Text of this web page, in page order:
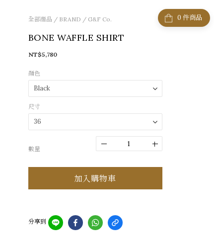
件商品
全部商品 / BRAND / G&F Co.
BONE WAFFLE SHIRT
NT$5,780
顏色
尺寸
數量
加入購物車
分享到